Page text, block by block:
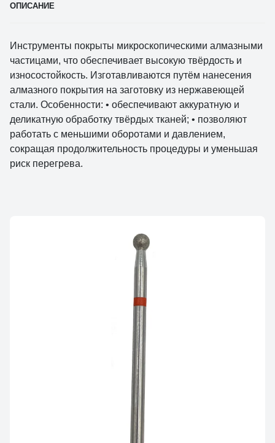
ОПИСАНИЕ
Инструменты покрыты микроскопическими алмазными
частицами, что обеспечивает высокую твёрдость и
износостойкость. Изготавливаются путём нанесения
алмазного покрытия на заготовку из нержавеющей
стали. Особенности: • обеспечивают аккуратную и
деликатную обработку твёрдых тканей; • позволяют
работать с меньшими оборотами и давлением,
сокращая продолжительность процедуры и уменьшая
риск перегрева.